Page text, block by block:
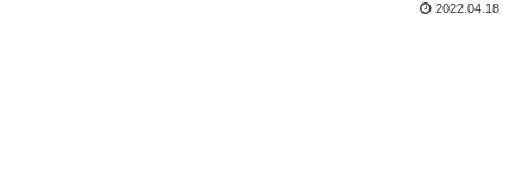
2022.04.18